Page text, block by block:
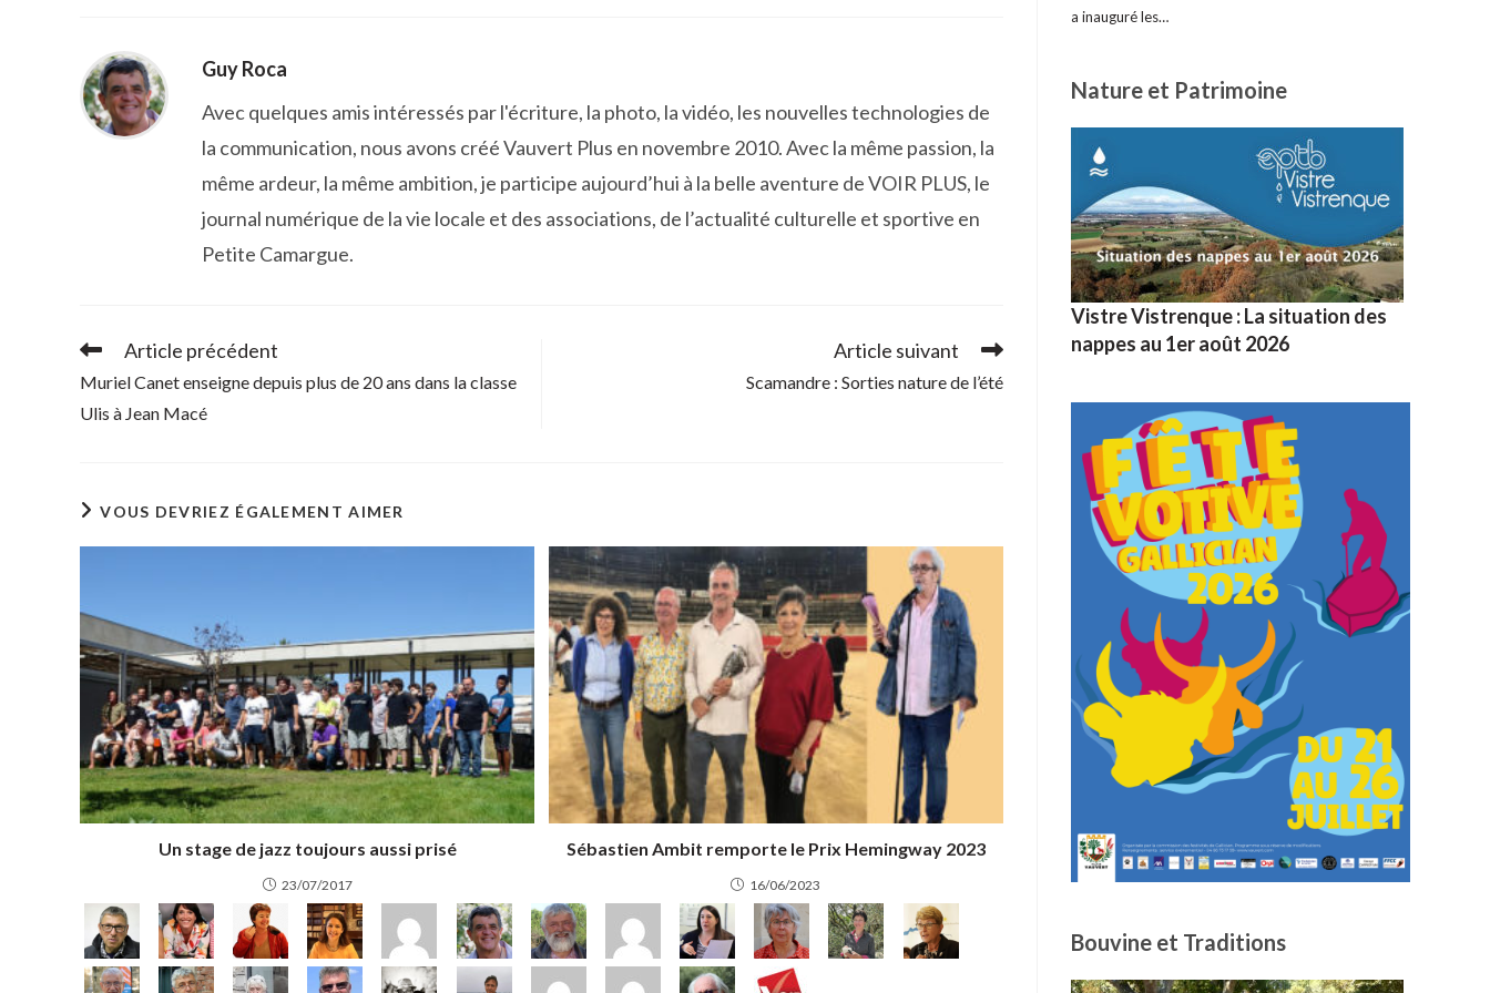
Guy Roca
Avec quelques amis intéressés par l'écriture, la photo, la vidéo, les nouvelles technologies de
la communication, nous avons créé Vauvert Plus en novembre 2010. Avec la même passion, la
même ardeur, la même ambition, je participe aujourd’hui à la belle aventure de VOIR PLUS, le
journal numérique de la vie locale et des associations, de l’actualité culturelle et sportive en
Petite Camargue.
Read
articles
Article précédent
Muriel Canet enseigne depuis plus de 20 ans dans la classe
Ulis à Jean Macé
Article suivant
Scamandre : Sorties nature de l’été
VOUS DEVRIEZ ÉGALEMENT AIMER
Un stage de jazz toujours aussi prisé
23/07/2017
Sébastien Ambit remporte le Prix Hemingway 2023
16/06/2023
a inauguré les…
Nature et Patrimoine
Vistre Vistrenque : La situation des
nappes au 1er août 2026
Bouvine et Traditions